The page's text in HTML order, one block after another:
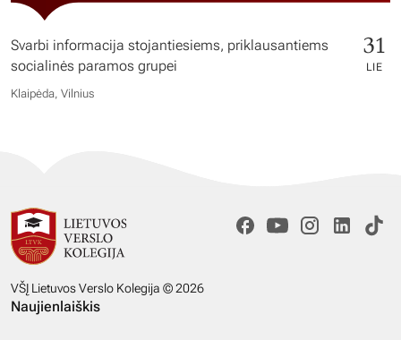
Svarbi informacija stojantiesiems, priklausantiems
socialinės paramos grupei
31
LIE
Klaipėda, Vilnius
VŠĮ Lietuvos Verslo Kolegija © 2026
Naujienlaiškis